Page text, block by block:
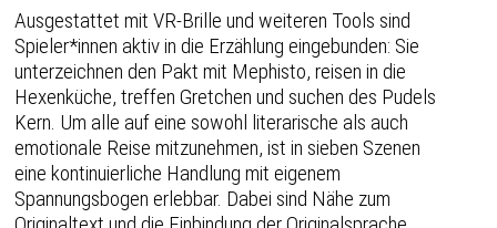
Ausgestattet mit VR-Brille und weiteren Tools sind
Spieler*innen aktiv in die Erzählung eingebunden: Sie
unterzeichnen den Pakt mit Mephisto, reisen in die
Hexenküche, treffen Gretchen und suchen des Pudels
Kern. Um alle auf eine sowohl literarische als auch
emotionale Reise mitzunehmen, ist in sieben Szenen
eine kontinuierliche Handlung mit eigenem
Spannungsbogen erlebbar. Dabei sind Nähe zum